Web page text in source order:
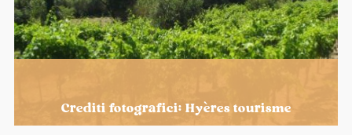
Crediti fotografici: Hyères tourisme